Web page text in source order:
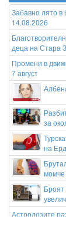
Забавно лято в
14.08.2026
деца на Стара
Промени в
7 август
за
на
момче
Астролозите